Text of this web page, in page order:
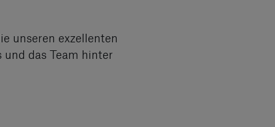
unseren exzellenten
das Team hinter